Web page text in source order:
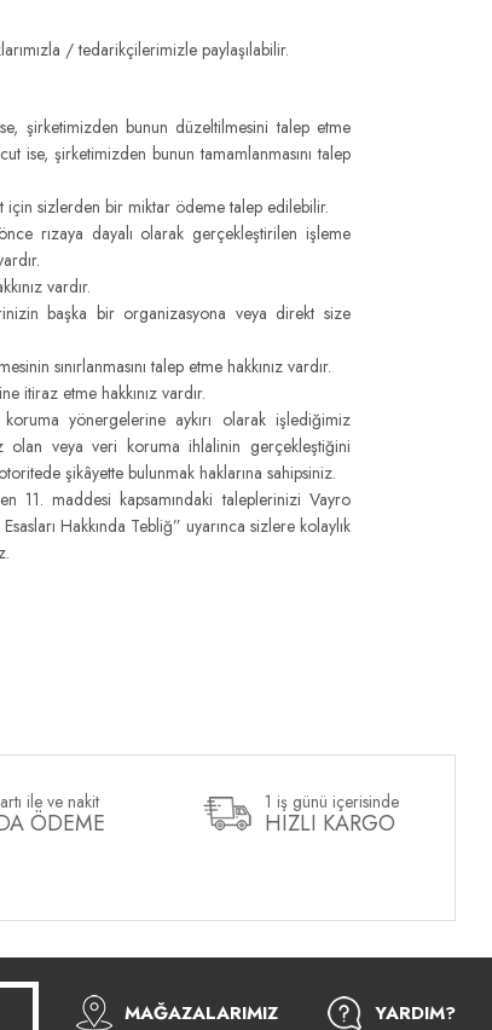
/ tedarikçilerimizle paylaşılabilir.
şirketimizden bunun düzeltilmesini talep etme
ise, şirketimizden bunun tamamlanmasını talep
için sizlerden bir miktar ödeme talep edilebilir.
rızaya dayalı olarak gerçekleştirilen işleme
vardır.
başka bir organizasyona veya direkt size
sınırlanmasını talep etme hakkınız vardır.
itiraz etme hakkınız vardır.
yönergelerine aykırı olarak işlediğimiz
olan veya veri koruma ihlalinin gerçekleştiğini
şikâyette bulunmak haklarına sahipsiniz.
11. maddesi kapsamındaki taleplerinizi Vayro
Hakkında Tebliğ” uyarınca sizlere kolaylık
ile ve nakit
ÖDEME
1 iş günü içerisinde
HIZLI KARGO
MAĞAZALARIMIZ YARDIM?